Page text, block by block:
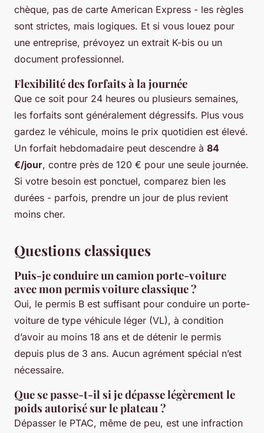
chèque, pas de carte American Express - les règles
sont strictes, mais logiques. Et si vous louez pour
une entreprise, prévoyez un extrait K-bis ou un
document professionnel.
Flexibilité des forfaits à la journée
Que ce soit pour 24 heures ou plusieurs semaines,
les forfaits sont généralement dégressifs. Plus vous
gardez le véhicule, moins le prix quotidien est élevé.
Un forfait hebdomadaire peut descendre à 84
€/jour, contre près de 120 € pour une seule journée.
Si votre besoin est ponctuel, comparez bien les
durées - parfois, prendre un jour de plus revient
moins cher.
Questions classiques
Puis-je conduire un camion porte-voiture
avec mon permis voiture classique ?
Oui, le permis B est suffisant pour conduire un porte-
voiture de type véhicule léger (VL), à condition
d’avoir au moins 18 ans et de détenir le permis
depuis plus de 3 ans. Aucun agrément spécial n’est
nécessaire.
Que se passe-t-il si je dépasse légèrement le
poids autorisé sur le plateau ?
Dépasser le PTAC, même de peu, est une infraction